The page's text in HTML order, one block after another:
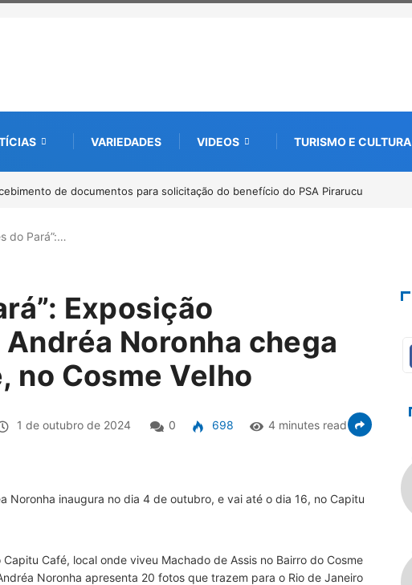
VARIEDADES VIDEOS TURISMO E CULTURA
Workshop internacional debate futuro da piscicultura com espécies nativas da
do Pará”:…
Exposição
Noronha chega
no Cosme Velho
1 de outubro de 2024 0 698 4 minutes read
Noronha inaugura no dia 4 de outubro, e vai até o dia 16, no Capitu
Café, local onde viveu Machado de Assis no Bairro do Cosme
Noronha apresenta 20 fotos que trazem para o Rio de Janeiro